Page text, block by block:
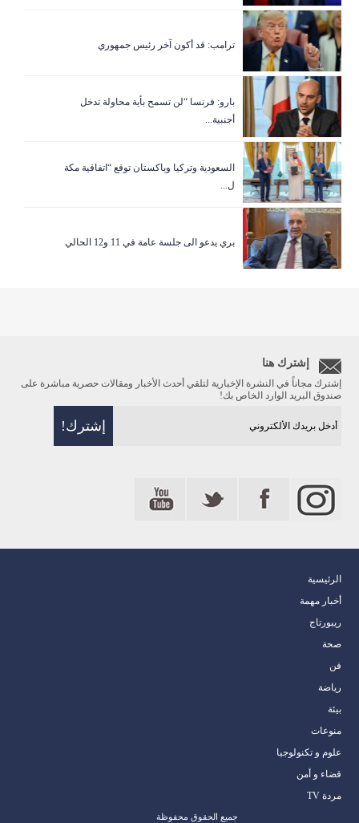
ترامب: قد أكون آخر رئيس جمهوري
بارو: فرنسا “لن تسمح بأية محاولة تدخل
أجنبية...
السعودية وتركيا وباكستان توقع “اتفاقية مكة
ل...
بري يدعو الى جلسة عامة في 11 و12 الحالي
إشترك هنا
إشترك مجاناً في النشرة الإخبارية لتلقي أحدث الأخبار ومقالات حصرية مباشرة على
صندوق البريد الوارد الخاص بك!
الرئيسية
أخبار مهمة
ريبورتاج
صحة
فن
رياضة
بيئة
منوعات
علوم و تكنولوجيا
قضاء و أمن
مردة TV
جميع الحقوق محفوظة